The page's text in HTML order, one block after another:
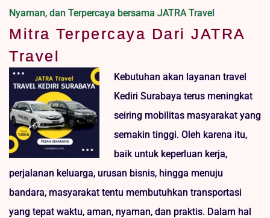
Nyaman, dan Terpercaya bersama JATRA Travel
Mitra Terpercaya Dari JATRA
Travel
Kebutuhan akan layanan travel
Kediri Surabaya terus meningkat
seiring mobilitas masyarakat yang
semakin tinggi. Oleh karena itu,
baik untuk keperluan kerja,
perjalanan keluarga, urusan bisnis, hingga menuju
bandara, masyarakat tentu membutuhkan transportasi
yang tepat waktu, aman, nyaman, dan praktis. Dalam hal